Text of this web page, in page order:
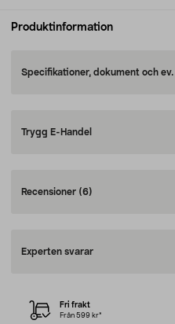
Produktinformation
Specifikationer, dokument och
Trygg E-Handel
Recensioner (6)
Experten svarar
Fri frakt
Från 599 kr*